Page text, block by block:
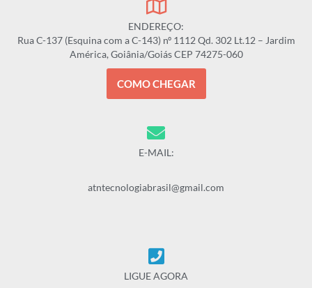
ENDEREÇO:
Rua C-137 (Esquina com a C-143) nº 1112 Qd. 302 Lt.12 – Jardim
América, Goiânia/Goiás CEP 74275-060
COMO CHEGAR
E-MAIL:
atntecnologiabrasil@gmail.com
LIGUE AGORA